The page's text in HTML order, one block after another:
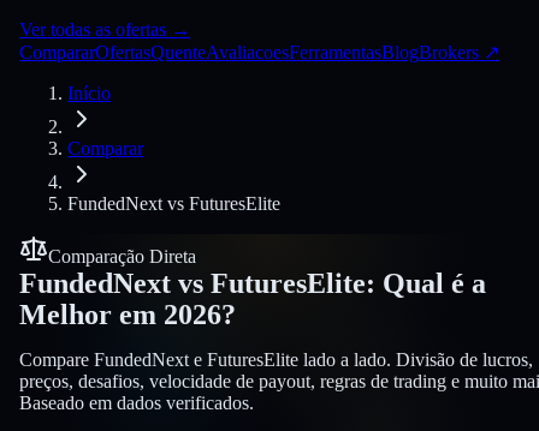
Ver todas as ofertas →
CompararOfertasQuenteAvaliacoesFerramentasBlogBrokers ↗
Início
Comparar
FundedNext vs FuturesElite
Comparação Direta
FundedNext vs FuturesElite: Qual é a
Melhor em 2026?
Compare FundedNext e FuturesElite lado a lado. Divisão de lucros,
preços, desafios, velocidade de payout, regras de trading e muito
Baseado em dados verificados.